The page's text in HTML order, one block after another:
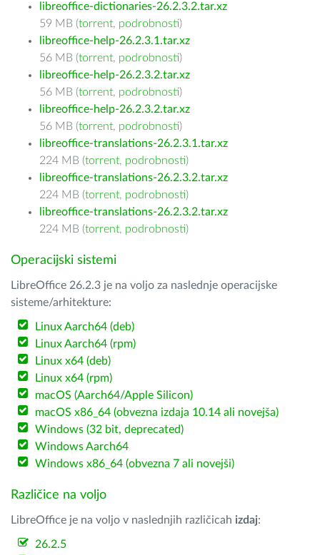
libreoffice-dictionaries-26.2.3.2.tar.xz
59 MB (torrent, podrobnosti)
libreoffice-help-26.2.3.1.tar.xz
56 MB (torrent, podrobnosti)
libreoffice-help-26.2.3.2.tar.xz
56 MB (torrent, podrobnosti)
libreoffice-help-26.2.3.2.tar.xz
56 MB (torrent, podrobnosti)
libreoffice-translations-26.2.3.1.tar.xz
224 MB (torrent, podrobnosti)
libreoffice-translations-26.2.3.2.tar.xz
224 MB (torrent, podrobnosti)
libreoffice-translations-26.2.3.2.tar.xz
224 MB (torrent, podrobnosti)
Operacijski sistemi
LibreOffice 26.2.3 je na voljo za naslednje operacijske
sisteme/arhitekture:
Linux Aarch64 (deb)
Linux Aarch64 (rpm)
Linux x64 (deb)
Linux x64 (rpm)
macOS (Aarch64/Apple Silicon)
macOS x86_64 (obvezna izdaja 10.14 ali novejša)
Windows (32 bit, deprecated)
Windows Aarch64
Windows x86_64 (obvezna 7 ali novejši)
Različice na voljo
LibreOffice je na voljo v naslednjih različicah izdaj:
26.2.5